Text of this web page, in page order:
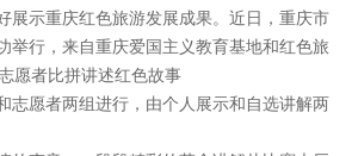
展示重庆红色旅游发展成果。近日，重庆市
举行，来自重庆爱国主义教育基地和红色旅
愿者比拼讲述红色故事
志愿者两组进行，由个人展示和自选讲解两